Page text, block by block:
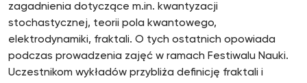
zagadnienia dotyczące m.in. kwantyzacji
stochastycznej, teorii pola kwantowego,
elektrodynamiki, fraktali. O tych ostatnich opowiada
podczas prowadzenia zajęć w ramach Festiwalu Nauki.
Uczestnikom wykładów przybliża definicję fraktali i